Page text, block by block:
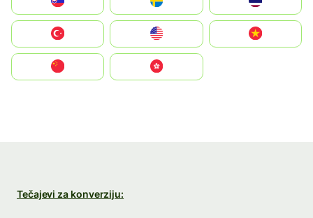
United States
中國香港特別行政區
Tečajevi za konverziju: